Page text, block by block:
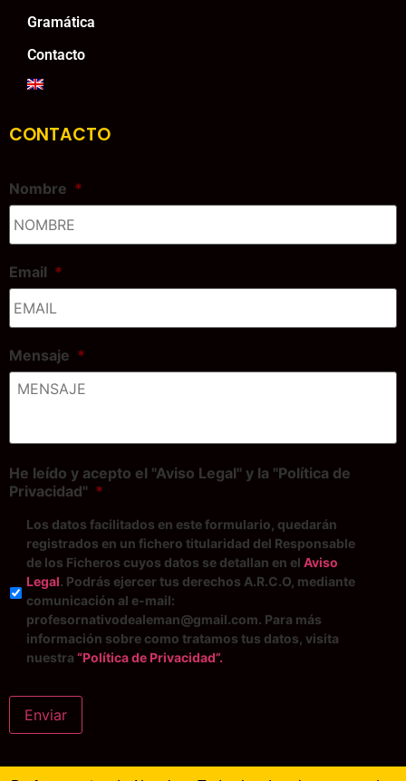
Gramática
Contacto
CONTACTO
Nombre *
Email *
Mensaje *
He leído y acepto el "Aviso Legal" y la "Política de
Privacidad" *
Los datos facilitados en este formulario, quedarán
registrados en un fichero titularidad del Responsable
de los Ficheros cuyos datos se detallan en el Aviso
Legal. Podrás ejercer tus derechos A.R.C.O, mediante
comunicación al e-mail:
profesornativodealeman@gmail.com. Para más
información sobre como tratamos tus datos, visita
nuestra “Política de Privacidad”.
Enviar